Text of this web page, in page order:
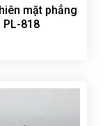
mặt phẳng
PL-818